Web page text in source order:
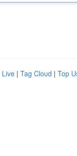
Live | Tag Cloud | Top